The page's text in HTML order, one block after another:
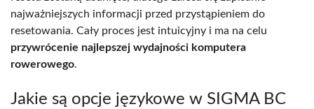
najważniejszych informacji przed przystąpieniem do
resetowania. Cały proces jest intuicyjny i ma na celu
przywrócenie najlepszej wydajności komputera
rowerowego.
Jakie są opcje językowe w SIGMA BC